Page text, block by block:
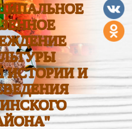
ИСТОРИИ И